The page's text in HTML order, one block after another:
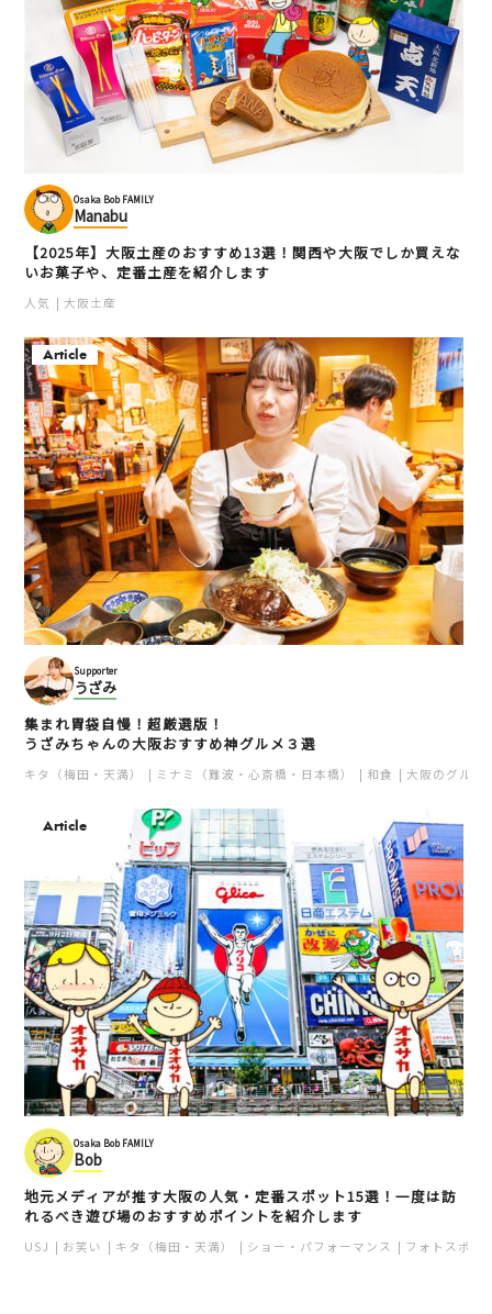
Osaka Bob FAMILY
Manabu
【2025年】大阪土産のおすすめ13選！関西や大阪でしか買えな
いお菓子や、定番土産を紹介します
人気 大阪土産
Article
Supporter
うざみ
集まれ胃袋自慢！超厳選版！
うざみちゃんの大阪おすすめ神グルメ３選
キタ（梅田・天満） ミナミ（難波・心斎橋・日本橋） 和食 大阪のグルメ
Article
Osaka Bob FAMILY
Bob
地元メディアが推す大阪の人気・定番スポット15選！一度は訪
れるべき遊び場のおすすめポイントを紹介します
USJ お笑い キタ（梅田・天満） ショー・パフォーマンス フォトスポッ